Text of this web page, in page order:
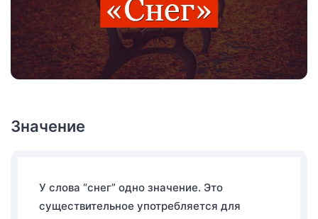
Значение
У слова “снег” одно значение. Это
существительное употребляется для